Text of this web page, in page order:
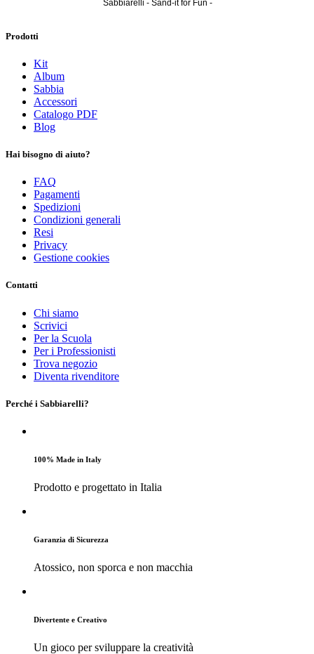
Sabbiarelli - Sand-it for Fun -
Prodotti
Kit
Album
Sabbia
Accessori
Catalogo PDF
Blog
Hai bisogno di aiuto?
FAQ
Pagamenti
Spedizioni
Condizioni generali
Resi
Privacy
Gestione cookies
Contatti
Chi siamo
Scrivici
Per la Scuola
Per i Professionisti
Trova negozio
Diventa rivenditore
Perché i Sabbiarelli?
100% Made in Italy
Prodotto e progettato in Italia
Garanzia di Sicurezza
Atossico, non sporca e non macchia
Divertente e Creativo
Un gioco per sviluppare la creatività